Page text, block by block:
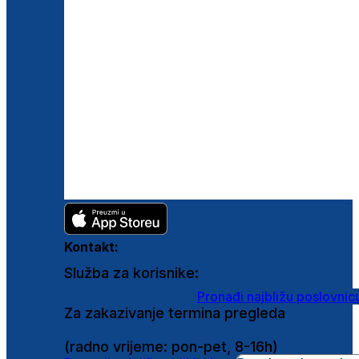
Kontakt:
Služba za korisnike:
Pronađi najbližu
Za zakazivanje termina pregleda
(radno vrijeme: pon-pet, 8-16h)